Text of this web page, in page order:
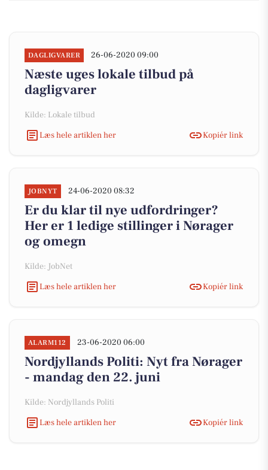
DAGLIGVARER 26-06-2020 09:00
Næste uges lokale tilbud på
dagligvarer
Kilde: Lokale tilbud
Læs hele artiklen her
Kopiér link
JOBNYT 24-06-2020 08:32
Er du klar til nye udfordringer?
Her er 1 ledige stillinger i Nørager
og omegn
Kilde: JobNet
Læs hele artiklen her
Kopiér link
ALARM112 23-06-2020 06:00
Nordjyllands Politi: Nyt fra Nørager
- mandag den 22. juni
Kilde: Nordjyllands Politi
Læs hele artiklen her
Kopiér link